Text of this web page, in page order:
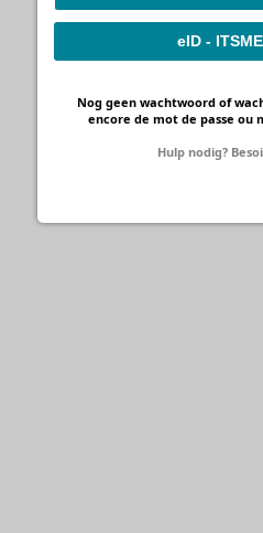
eID -
Nog geen wachtwoord of
encore de mot de passe ou
Hulp nodig?